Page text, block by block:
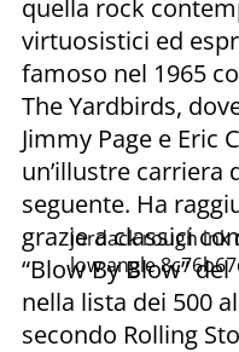
jordack rough ink
low angle
quella rock
virtuosistici ed
famoso nel 1965
The Yardbirds,
Jimmy Page e Eric
un’illustre carriera
seguente. Ha
grazie a classici
“Blow By Blow”
nella lista dei 500
secondo Rolling